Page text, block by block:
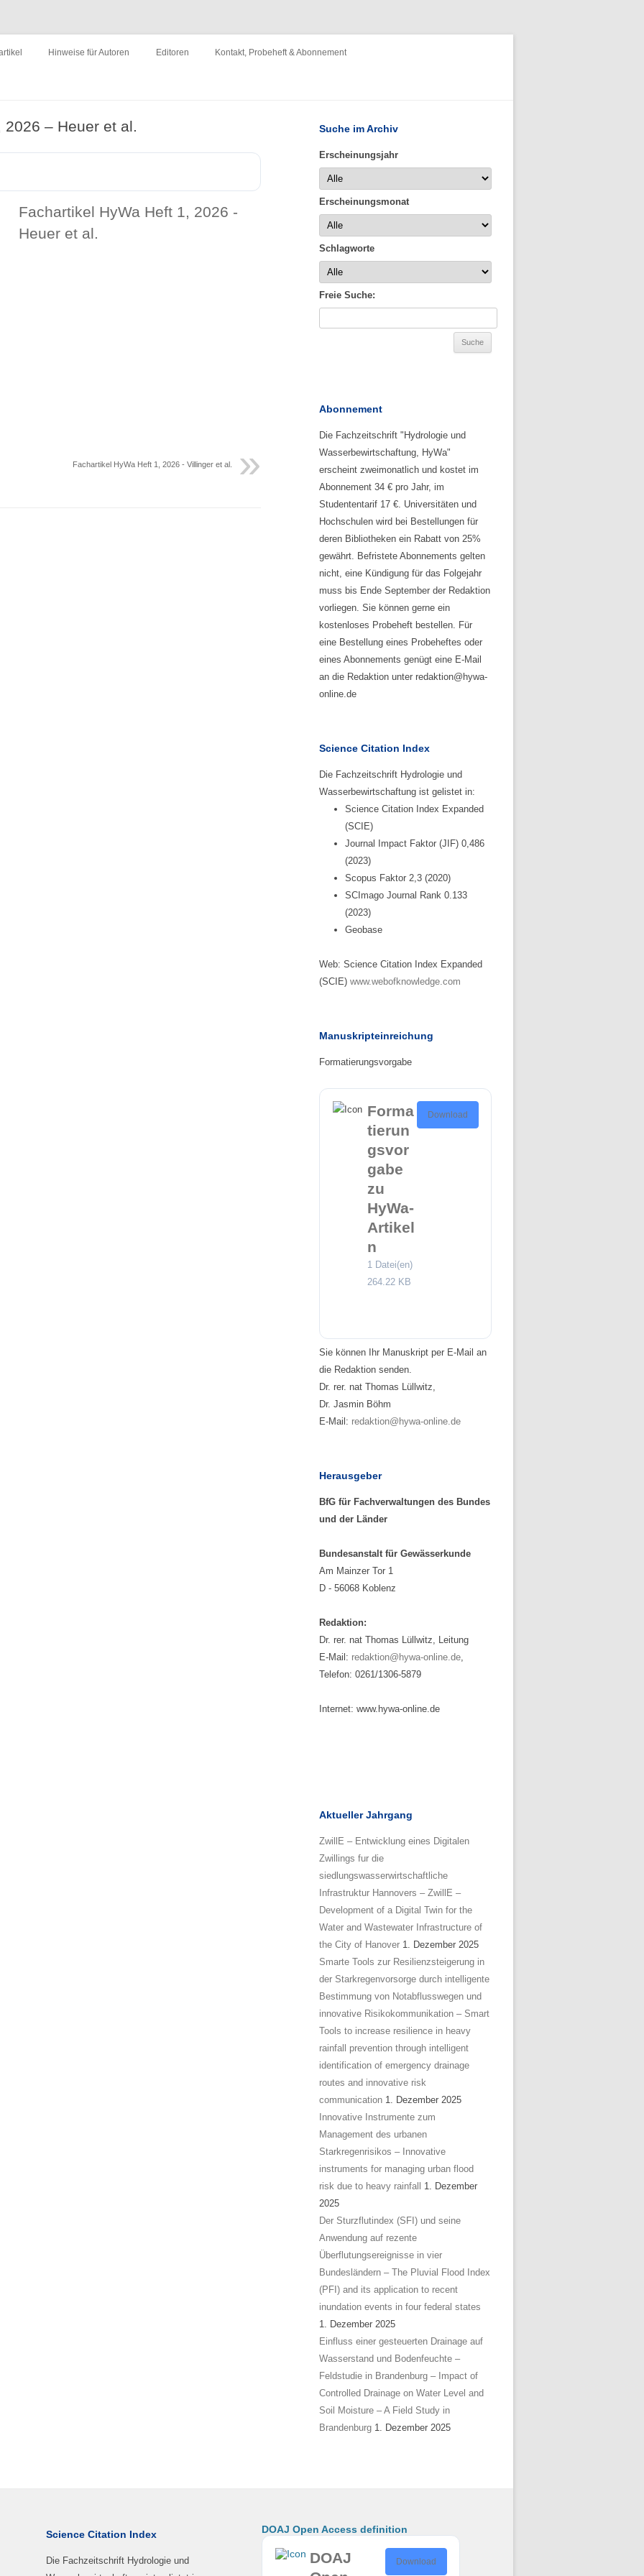
Inhalt
Hinweise für Autoren Editoren Kontakt, Probeheft & Abonnement
– Heuer et al.
Fachartikel HyWa Heft 1, 2026 -
Heuer et al.
Fachartikel HyWa Heft 1, 2026 - Villinger et al.
Suche im Archiv
Erscheinungsjahr
Erscheinungsmonat
Schlagworte
Freie Suche:
Abonnement
Die Fachzeitschrift "Hydrologie und
Wasserbewirtschaftung, HyWa"
erscheint zweimonatlich und kostet im
Abonnement 34 € pro Jahr, im
Studententarif 17 €. Universitäten und
Hochschulen wird bei Bestellungen für
deren Bibliotheken ein Rabatt von 25%
gewährt. Befristete Abonnements gelten
nicht, eine Kündigung für das Folgejahr
muss bis Ende September der Redaktion
vorliegen. Sie können gerne ein
kostenloses Probeheft bestellen. Für
eine Bestellung eines Probeheftes oder
eines Abonnements genügt eine E-Mail
an die Redaktion unter redaktion@hywa-
online.de
Science Citation Index
Die Fachzeitschrift Hydrologie und
Wasserbewirtschaftung ist gelistet in:
Science Citation Index Expanded
(SCIE)
Journal Impact Faktor (JIF) 0,486
(2023)
Scopus Faktor 2,3 (2020)
SCImago Journal Rank 0.133
(2023)
Geobase
Web: Science Citation Index Expanded
(SCIE)www.webofknowledge.com
Manuskripteinreichung
Formatierungsvorgabe
Forma
tierun
gsvor
gabe
zu
HyWa-
Artikel
n
1 Datei(en)
264.22 KB
Download
Sie können Ihr Manuskript per E-Mail an
die Redaktion senden.
Dr. rer. nat Thomas Lüllwitz,
Dr. Jasmin Böhm
E-Mail: redaktion@hywa-online.de
Herausgeber
BfG für Fachverwaltungen des Bundes
und der Länder
Bundesanstalt für Gewässerkunde
Am Mainzer Tor 1
D - 56068 Koblenz
Redaktion:
Dr. rer. nat Thomas Lüllwitz, Leitung
E-Mail: redaktion@hywa-online.de
Telefon: 0261/1306-5879
Internet: www.hywa-online.de
Aktueller Jahrgang
ZwillE – Entwicklung eines Digitalen
Zwillings fur die
siedlungswasserwirtschaftliche
Infrastruktur Hannovers – ZwillE –
Development of a Digital Twin for the
Water and Wastewater Infrastructure of
the City of Hanover 1. Dezember 2025
Smarte Tools zur Resilienzsteigerung in
der Starkregenvorsorge durch intelligente
Bestimmung von Notabflusswegen und
innovative Risikokommunikation – Smart
Tools to increase resilience in heavy
rainfall prevention through intelligent
identification of emergency drainage
routes and innovative risk
communication 1. Dezember 2025
Innovative Instrumente zum
Management des urbanen
Starkregenrisikos – Innovative
instruments for managing urban flood
risk due to heavy rainfall
1. Dezember
2025
Der Sturzflutindex (SFI) und seine
Anwendung auf rezente
Überflutungsereignisse in vier
Bundesländern – The Pluvial Flood Index
(PFI) and its application to recent
inundation events in four federal states
1. Dezember 2025
Einfluss einer gesteuerten Drainage auf
Wasserstand und Bodenfeuchte –
Feldstudie in Brandenburg – Impact of
Controlled Drainage on Water Level and
Soil Moisture – A Field Study in
Brandenburg 1. Dezember 2025
Science Citation Index
Die Fachzeitschrift Hydrologie und
DOAJ Open Access definition
DOAJ
Download